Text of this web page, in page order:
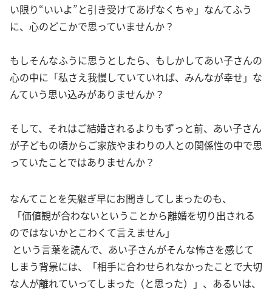
い限り“いいよ”と引き受けてあげなくちゃ」なんてふう
に、心のどこかで思っていませんか？
もしそんなふうに思うとしたら、もしかしてあい子さんの
心の中に「私さえ我慢していていれば、みんなが幸せ」な
んていう思い込みがありませんか？
そして、それはご結婚されるよりもずっと前、あい子さん
が子どもの頃からご家族やまわりの人との関係性の中で思
っていたことではありませんか？
なんてことを矢継ぎ早にお聞きしてしまったのも、
「価値観が合わないということから離婚を切り出される
のではないかとこわくて言えません」
という言葉を読んで、あい子さんがそんな怖さを感じて
しまう背景には、「相手に合わせられなかったことで大切
な人が離れていってしまった（と思った）」、あるいは、